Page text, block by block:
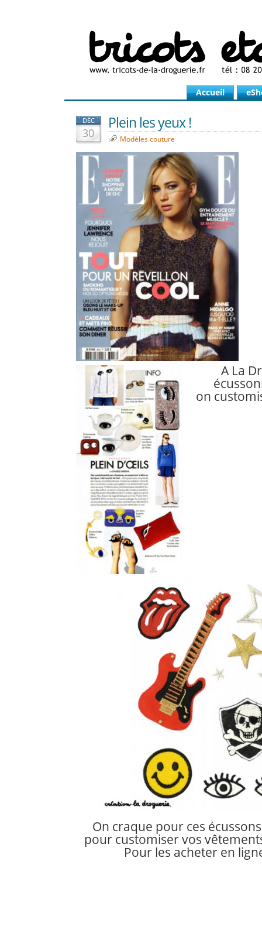
Accueil
DÉC
30
Plein les yeux !
Modèles couture
A La
on
On craque pour ces écussons
pour customiser vos
Pour les acheter en